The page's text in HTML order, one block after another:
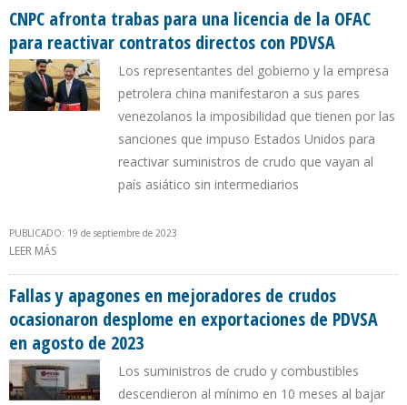
CNPC afronta trabas para una licencia de la OFAC
para reactivar contratos directos con PDVSA
Los representantes del gobierno y la empresa
petrolera china manifestaron a sus pares
venezolanos la imposibilidad que tienen por las
sanciones que impuso Estados Unidos para
reactivar suministros de crudo que vayan al
país asiático sin intermediarios
PUBLICADO: 19 de septiembre de 2023
LEER MÁS
Fallas y apagones en mejoradores de crudos
ocasionaron desplome en exportaciones de PDVSA
en agosto de 2023
Los suministros de crudo y combustibles
descendieron al mínimo en 10 meses al bajar